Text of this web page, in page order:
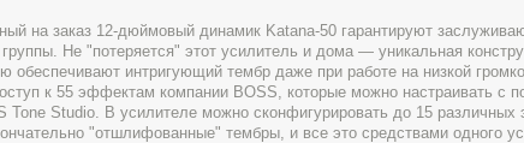
на заказ 12-дюймовый динамик Katana-50 гарантируют
Не "потеряется" этот усилитель и дома — уникальная
обеспечивают интригующий тембр даже при работе на низкой
к 55 эффектам компании BOSS, которые можно настраивать с
Tone Studio. В усилителе можно сконфигурировать до 15
"отшлифованные" тембры, и все это средствами одного